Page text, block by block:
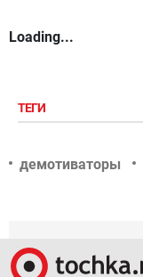
Loading...
ТЕГИ
демотиваторы